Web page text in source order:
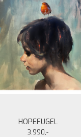
HOPEFUGEL
3.990,-